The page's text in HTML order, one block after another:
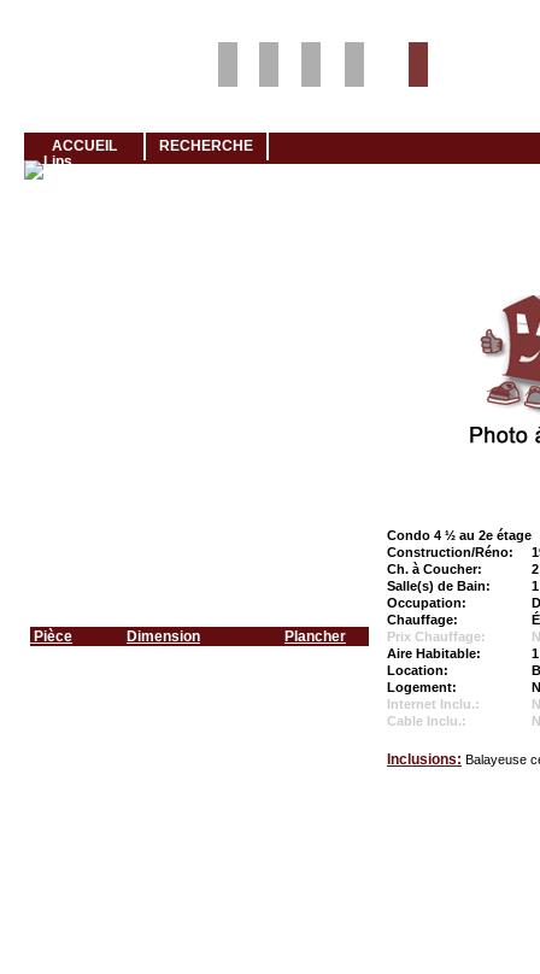
ACCUEIL RECHERCHE
Pièce Dimension Plancher
Condo 4 ½ au 2e étage
Construction/Réno:
Ch. à Coucher:
2
Salle(s) de Bain:
1
Occupation:
Chauffage:
Prix Chauffage:
Aire Habitable:
Location:
Logement:
Internet Inclu.:
Cable Inclu.:
Inclusions: Balayeuse